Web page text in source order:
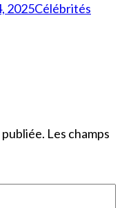
2025Célébrités
Les champs